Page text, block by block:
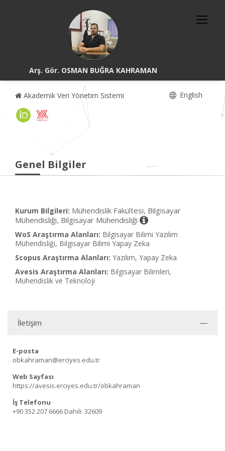
Arş. Gör. OSMAN BUĞRA KAHRAMAN
Akademik Veri Yönetim Sistemi English
Genel Bilgiler
Kurum Bilgileri: Mühendislik Fakültesi, Bilgisayar
Mühendisliği, Bilgisayar Mühendisliği
WoS Araştırma Alanları: Bilgisayar Bilimi Yazılım
Mühendisliği, Bilgisayar Bilimi Yapay Zeka
Scopus Araştırma Alanları: Yazılım, Yapay Zeka
Avesis Araştırma Alanları: Bilgisayar Bilimleri,
Mühendislik ve Teknoloji
İletişim
E-posta
obkahraman@erciyes.edu.tr
Web Sayfası
https://avesis.erciyes.edu.tr/obkahraman
İş Telefonu
+90 352 207 6666 Dahili: 32609